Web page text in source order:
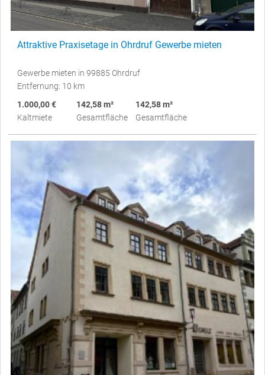
Attraktive Praxisetage in Ohrdruf Gewerbe mieten
Gewerbe mieten in 99885 Ohrdruf
Entfernung: 10 km
1.000,00 €
Kaltmiete
142,58 m²
Gesamtfläche
142,58 m²
Gesamtfläche